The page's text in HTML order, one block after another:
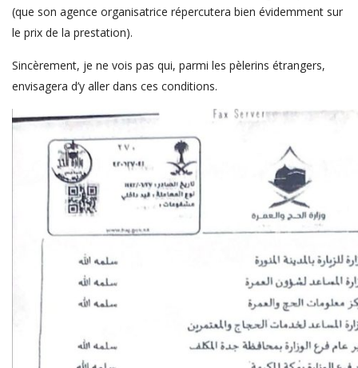
(que son agence organisatrice répercutera bien évidemment sur
le prix de la prestation).
Sincèrement, je ne vois pas qui, parmi les pèlerins étrangers,
envisagera d’y aller dans ces conditions.